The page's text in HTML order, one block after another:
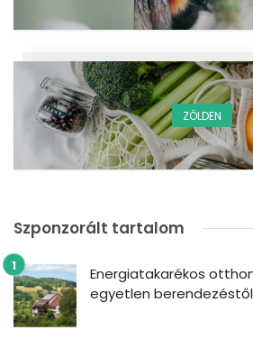
ZÖLDEN
Szponzorált tartalom
Energiatakarékos
egyetlen